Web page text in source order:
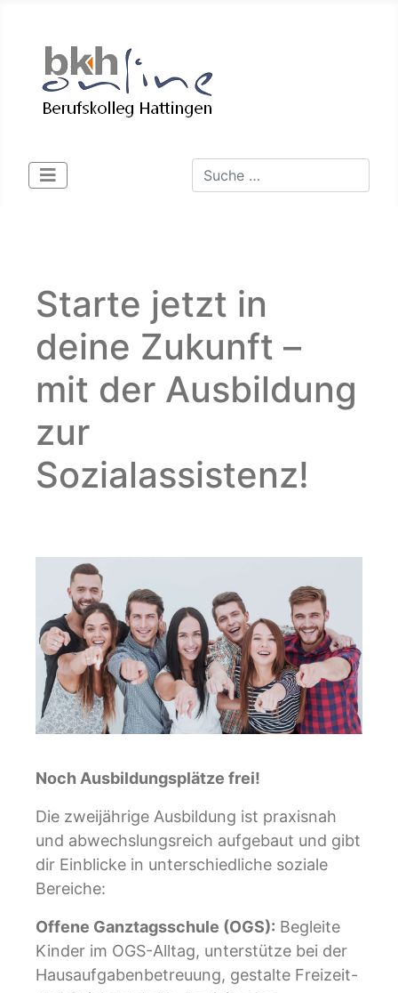
Suchen
Starte jetzt in
deine Zukunft –
mit der Ausbildung
zur
Sozialassistenz!
Noch Ausbildungsplätze frei!
Die zweijährige Ausbildung ist praxisnah
und abwechslungsreich aufgebaut und gibt
dir Einblicke in unterschiedliche soziale
Bereiche:
Offene Ganztagsschule (OGS): Begleite
Kinder im OGS-Alltag, unterstütze bei der
Hausaufgabenbetreuung, gestalte Freizeit-